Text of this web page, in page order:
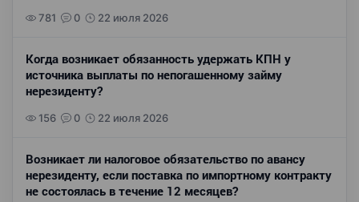
781 0 22 июля 2026
Когда возникает обязанность удержать КПН у
источника выплаты по непогашенному займу
нерезиденту?
156 0 22 июля 2026
Возникает ли налоговое обязательство по авансу
нерезиденту, если поставка по импортному контракту
не состоялась в течение 12 месяцев?